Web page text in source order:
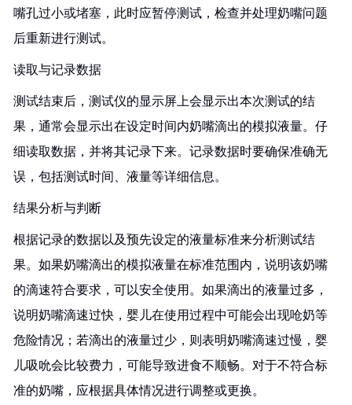
嘴孔过小或堵塞，此时应暂停测试，检查并处理奶嘴问题
后重新进行测试。
读取与记录数据
测试结束后，测试仪的显示屏上会显示出本次测试的结
果，通常会显示出在设定时间内奶嘴滴出的模拟液量。仔
细读取数据，并将其记录下来。记录数据时要确保准确无
误，包括测试时间、液量等详细信息。
结果分析与判断
根据记录的数据以及预先设定的液量标准来分析测试结
果。如果奶嘴滴出的模拟液量在标准范围内，说明该奶嘴
的滴速符合要求，可以安全使用。如果滴出的液量过多，
说明奶嘴滴速过快，婴儿在使用过程中可能会出现呛奶等
危险情况；若滴出的液量过少，则表明奶嘴滴速过慢，婴
儿吸吮会比较费力，可能导致进食不顺畅。对于不符合标
准的奶嘴，应根据具体情况进行调整或更换。